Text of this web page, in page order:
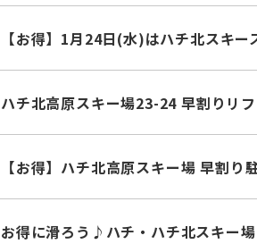
【お得】1月24日(水)はハチ北スキ
ハチ北高原スキー場23-24 早割りリ
【お得】ハチ北高原スキー場 早割り
お得に滑ろう♪ハチ・ハチ北スキー